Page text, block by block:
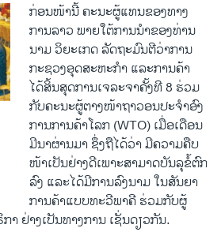
ກ່ອນໜ້ານີ້ ຄະນະຜູ້ແທນຂອງທາງ
ການລາວ ພາຍໃຕ້ການນໍາຂອງທ່ານ
ນາມ ວິຍະເກດ ລັດຖະມົນຕີວ່າການ
ກະຊວງອຸດສະຫະກໍາ ແລະການຄ້າ
ໄດ້ສິ້ນສຸດການເຈລະຈາຄັ້ງທີ 8 ຮ່ວມ
ກັບຄະນະຜູ້ຕາງໜ້າຖາວອນປະຈໍາອົງ
ການການຄ້າໂລກ (WTO) ເມື່ອເດືອນ
ມີນາຜ່ານມາ ຊຶ່ງຖືໄດ້ວ່າ ມີຄວາມຄືບ
ໜ້າເປັນຢ່າງດີເພາະສາມາດບັນລຸຂໍ້ຕົກ
ລົງ ແລະໄດ້ມີການລົງນາມ ໃນສັນຍາ
ການຄ້າແບບທະວີພາຄີ ຮ່ວມກັບຜູ້
ຢ່າງເປັນທາງການ ເຊັ່ນດຽວກັນ.